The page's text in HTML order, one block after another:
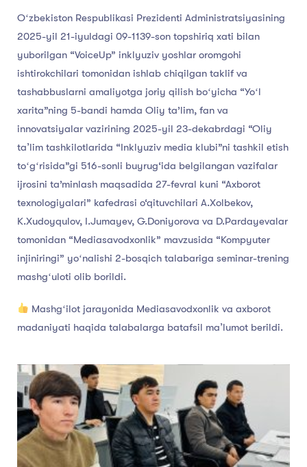
Oʻzbekiston Respublikasi Prezidenti Administratsiyasining
2025-yil 21-iyuldagi 09-1139-son topshiriq xati bilan
yuborilgan “VoiceUp” inklyuziv yoshlar oromgohi
ishtirokchilari tomonidan ishlab chiqilgan taklif va
tashabbuslarni amaliyotga joriy qilish boʻyicha “Yoʻl
xarita”ning 5-bandi hamda Oliy ta’lim, fan va
innovatsiyalar vazirining 2025-yil 23-dekabrdagi “Oliy
taʼlim tashkilotlarida “Inklyuziv media klubi”ni tashkil etish
toʻgʻrisida”gi 516-sonli buyrug‘ida belgilangan vazifalar
ijrosini ta’minlash maqsadida 27-fevral kuni “Axborot
texnologiyalari” kafedrasi o‘qituvchilari A.Xolbekov,
K.Xudoyqulov, I.Jumayev, G.Doniyorova va D.Pardayevalar
tomonidan “Mediasavodxonlik” mavzusida “Kompyuter
injiniringi” yoʻnalishi 2-bosqich talabariga seminar-trening
mashgʻuloti olib borildi.
Mashgʻilot jarayonida Mediasavodxonlik va axborot
madaniyati haqida talabalarga batafsil maʼlumot berildi.